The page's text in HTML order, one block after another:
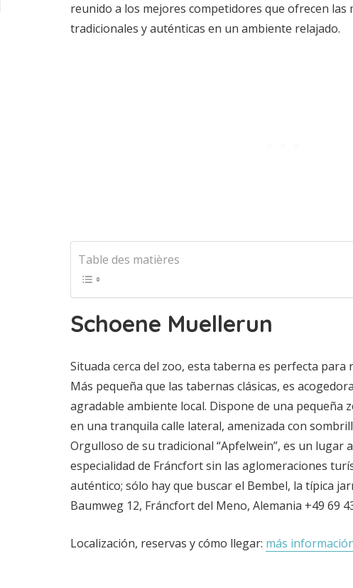
reunido a los mejores competidores que ofrecen las
tradicionales y auténticas en un ambiente relajado.
Table des matières
Schoene Muellerun
Situada cerca del zoo, esta taberna es perfecta para
Más pequeña que las tabernas clásicas, es
agradable ambiente local. Dispone de una pequeña
en una tranquila calle lateral, amenizada con
Orgulloso de su tradicional “Apfelwein”, es un lugar
especialidad de Fráncfort sin las aglomeraciones
auténtico; sólo hay que buscar el Bembel, la típica
Baumweg 12, Fráncfort del Meno, Alemania +49 69
Localización, reservas y cómo llegar: más